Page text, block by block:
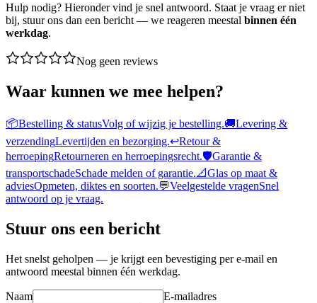
Hulp nodig? Hieronder vind je snel antwoord. Staat je vraag er niet
bij, stuur ons dan een bericht — we reageren meestal binnen één
werkdag.
Nog geen reviews
Waar kunnen we mee helpen?
📦Bestelling & statusVolg of wijzig je bestelling.🚚Levering &
verzendingLevertijden en bezorging.↩️Retour &
herroepingRetourneren en herroepingsrecht.🛡️Garantie &
transportschadeSchade melden of garantie.📐Glas op maat &
adviesOpmeten, diktes en soorten.💬Veelgestelde vragenSnel
antwoord op je vraag.
Stuur ons een bericht
Het snelst geholpen — je krijgt een bevestiging per e-mail en
antwoord meestal binnen één werkdag.
Naam E-mailadres